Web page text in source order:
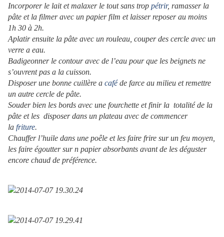
Incorporer le lait et malaxer le tout sans trop pétrir, ramasser la
pâte et la filmer avec un papier film et laisser reposer au moins
1h 30 à 2h.
Aplatir ensuite la pâte avec un rouleau, couper des cercle avec un
verre a eau.
Badigeonner le contour avec de l’eau pour que les beignets ne
s’ouvrent pas a la cuisson.
Disposer une bonne cuillère a caféde farce au milieu et remettre
un autre cercle de pâte.
Souder bien les bords avec une fourchette et finir la totalité de la
pâte et les disposer dans un plateau avec de commencer
la friture.
Chauffer l’huile dans une poêle et les faire frire sur un feu moyen,
les faire égoutter sur n papier absorbants avant de les déguster
encore chaud de préférence.